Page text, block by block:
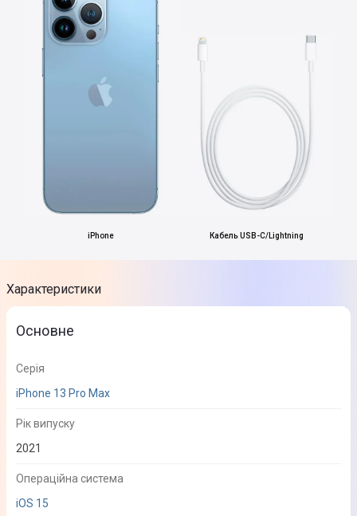
iPhone Кабель USB-C/Lightning
Характеристики
Основне
Серія
iPhone 13 Pro Max
Рік випуску
2021
Операційна система
iOS 15